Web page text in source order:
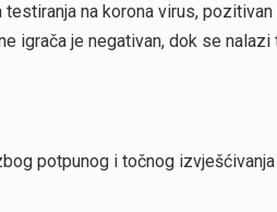
na korona virus, pozitivan
igrača je negativan, dok se
potpunog i točnog